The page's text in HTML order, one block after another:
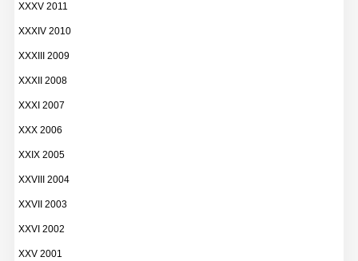
XXXV 2011
XXXIV 2010
XXXIII 2009
XXXII 2008
XXXI 2007
XXX 2006
XXIX 2005
XXVIII 2004
XXVII 2003
XXVI 2002
XXV 2001